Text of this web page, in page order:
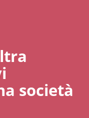
società